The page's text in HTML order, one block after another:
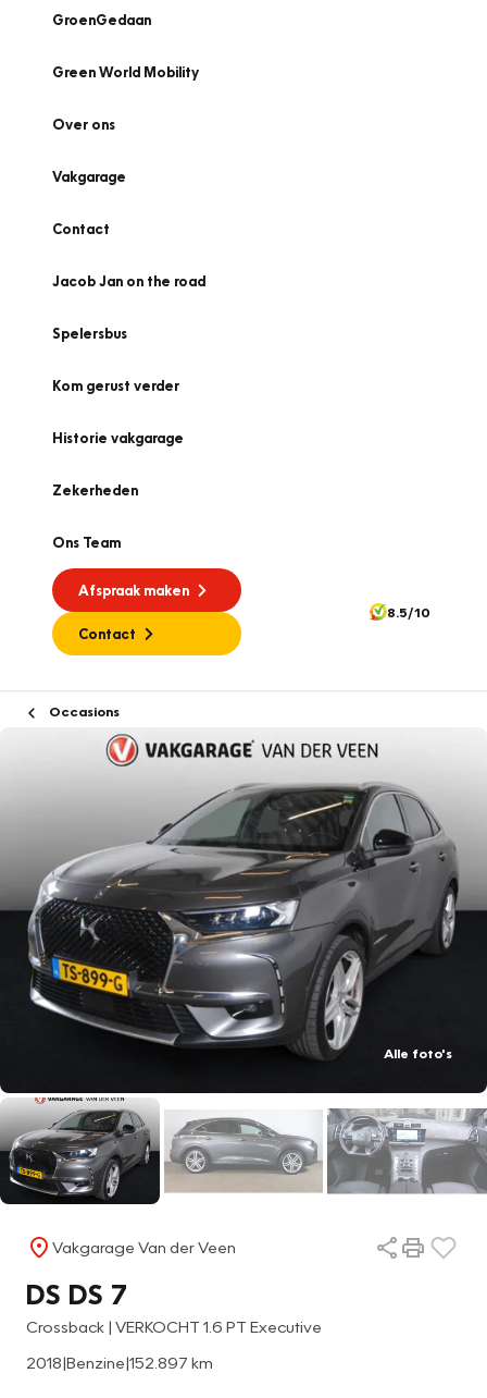
GroenGedaan
Green World Mobility
Over ons
Vakgarage
Contact
Jacob Jan on the road
Spelersbus
Kom gerust verder
Historie vakgarage
Zekerheden
Ons Team
Afspraak maken
Contact
8.5/10
Occasions
Alle foto's
Vakgarage Van der Veen
DS DS 7
Crossback | VERKOCHT 1.6 PT Executive
2018|Benzine|152.897 km